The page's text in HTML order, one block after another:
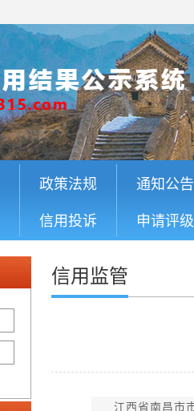
政策法规
信用投诉
通知公告
申请评级
信用监管
江西省南昌市